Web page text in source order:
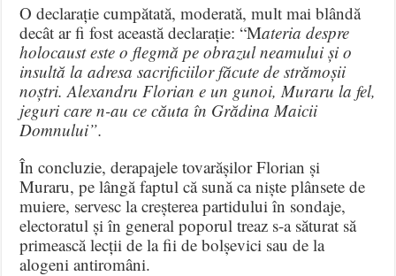
O declarație cumpătată, moderată, mult mai blândă
decât ar fi fost această declarație: “Materia despre
holocaust este o flegmă pe obrazul neamului și o
insultă la adresa sacrificiilor făcute de strămoșii
noștri. Alexandru Florian e un gunoi, Muraru la fel,
jeguri care n-au ce căuta în Grădina Maicii
Domnului”.
În concluzie, derapajele tovarășilor Florian și
Muraru, pe lângă faptul că sună ca niște plânsete de
muiere, servesc la creșterea partidului în sondaje,
electoratul și în general poporul treaz s-a săturat să
primească lecții de la fii de bolșevici sau de la
alogeni antiromâni.